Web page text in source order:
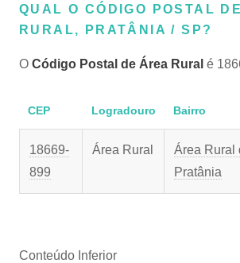
QUAL O CÓDIGO POSTAL
RURAL, PRATÂNIA / SP?
O Código Postal de Área Rural é
CEP Logradouro Bairro
18669-
899
Área Rural
Área Rural
Pratânia
Conteúdo Inferior